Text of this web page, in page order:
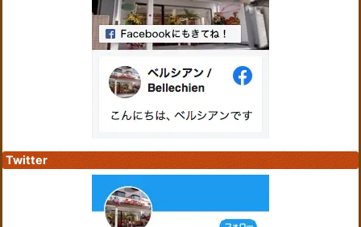
Twitter